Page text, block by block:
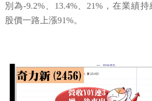
別為-9.2%、13.4%、21%，在業績
股價一路上漲91%。